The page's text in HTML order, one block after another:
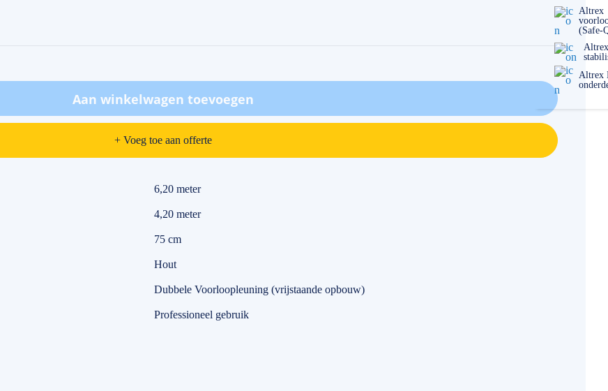
Altrex
(Safe-
Altrex
Altrex
Aan winkelwagen toevoegen
+ Voeg toe aan offerte
6,20 meter
4,20 meter
75 cm
Hout
Dubbele Voorloopleuning (vrijstaande opbouw)
Professioneel gebruik